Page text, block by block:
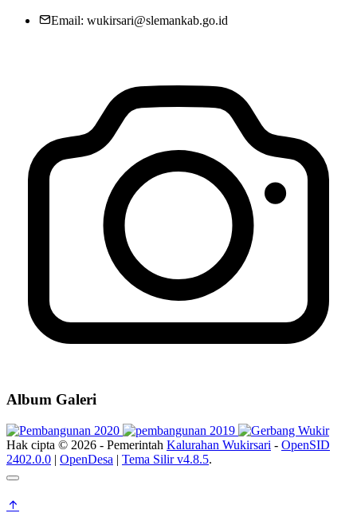
Email: wukirsari@slemankab.go.id
Album Galeri
Hak cipta © 2026 - Pemerintah Kalurahan Wukirsari - OpenSID
2402.0.0 | OpenDesa | Tema Silir v4.8.5.